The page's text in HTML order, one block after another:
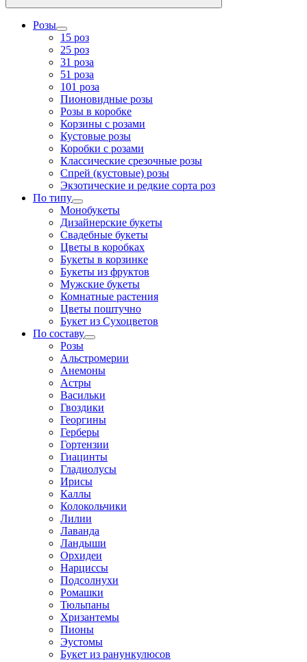
Розы
15 роз
25 роз
31 роза
51 роза
101 роза
Пионовидные розы
Розы в коробке
Корзины с розами
Кустовые розы
Коробки с розами
Классические срезочные розы
Спрей (кустовые) розы
Экзотические и редкие сорта роз
По типу
Монобукеты
Дизайнерские букеты
Свадебные букеты
Цветы в коробках
Букеты в корзинке
Букеты из фруктов
Мужские букеты
Комнатные растения
Цветы поштучно
Букет из Сухоцветов
По составу
Розы
Альстромерии
Анемоны
Астры
Васильки
Гвоздики
Георгины
Герберы
Гортензии
Гиацинты
Гладиолусы
Ирисы
Каллы
Колокольчики
Лилии
Лаванда
Ландыши
Орхидеи
Нарциссы
Подсолнухи
Ромашки
Тюльпаны
Хризантемы
Пионы
Эустомы
Букет из ранункулюсов